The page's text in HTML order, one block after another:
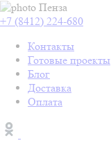
Пенза
+7 (8412) 224-680
Контакты
Готовые проекты
Блог
Доставка
Оплата